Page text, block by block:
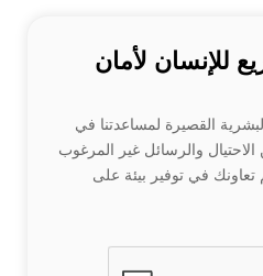
للإنسان لأمان
القصيرة لمساعدتنا في
والرسائل غير المرغوب
في توفير بيئة على